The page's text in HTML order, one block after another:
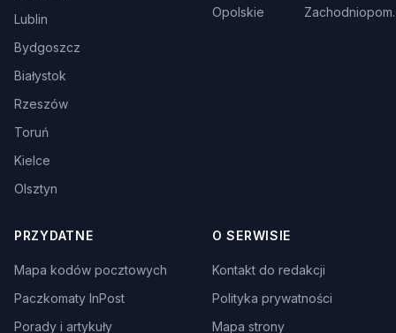
Lublin
Bydgoszcz
Białystok
Rzeszów
Toruń
Kielce
Olsztyn
Opolskie
Zachodniopom.
PRZYDATNE
Mapa kodów pocztowych
Paczkomaty InPost
Porady i artykuły
O SERWISIE
Kontakt do redakcji
Polityka prywatności
Mapa strony